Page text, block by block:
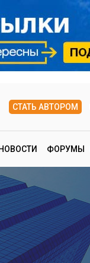
СТАТЬ АВТОРОМ
НОВОСТИ ФОРУМЫ